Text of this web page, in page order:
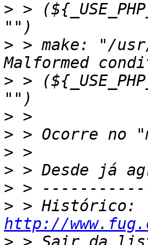
> >
> > make: "/
> >
>
>
>
>
>
>
http://